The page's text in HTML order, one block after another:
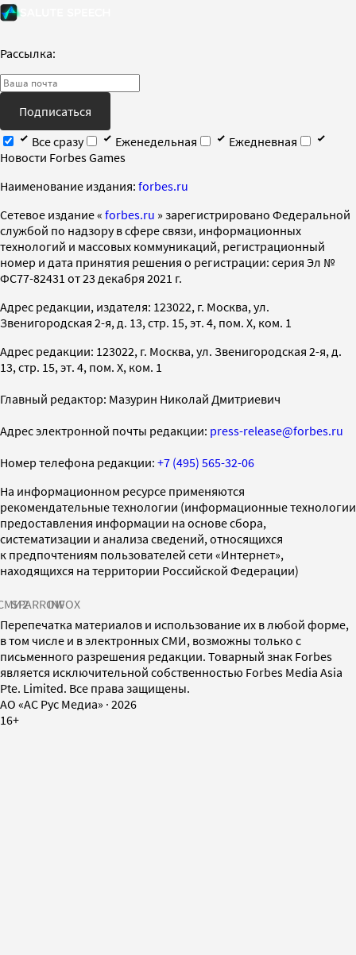
Рассылка:
Подписаться
Все сразу
Еженедельная
Ежедневная
Новости Forbes Games
Наименование издания: forbes.ru
Cетевое издание « forbes.ru » зарегистрировано Федеральной
службой по надзору в сфере связи, информационных
технологий и массовых коммуникаций, регистрационный
номер и дата принятия решения о регистрации: серия Эл №
ФС77-82431 от 23 декабря 2021 г.
Адрес редакции, издателя: 123022, г. Москва, ул.
Звенигородская 2-я, д. 13, стр. 15, эт. 4, пом. X, ком. 1
Адрес редакции: 123022, г. Москва, ул. Звенигородская 2-я, д.
13, стр. 15, эт. 4, пом. X, ком. 1
Главный редактор: Мазурин Николай Дмитриевич
Адрес электронной почты редакции: press-release@forbes.ru
Номер телефона редакции: +7 (495) 565-32-06
На информационном ресурсе применяются
рекомендательные технологии (информационные технологии
предоставления информации на основе сбора,
систематизации и анализа сведений, относящихся
к предпочтениям пользователей сети «Интернет»,
находящихся на территории Российской Федерации)
SPARROWINFOX
Перепечатка материалов и использование их в любой форме,
в том числе и в электронных СМИ, возможны только с
письменного разрешения редакции. Товарный знак Forbes
является исключительной собственностью Forbes Media Asia
Pte. Limited. Все права защищены.
AO «АС Рус Медиа» · 2026
16+